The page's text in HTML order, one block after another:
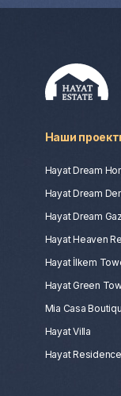
Наши
Hayat Dream
Hayat Dream
Hayat Dream
Hayat Heaven
Hayat İlkem
Hayat Green
Mia Casa
Hayat Villa
Hayat Residence